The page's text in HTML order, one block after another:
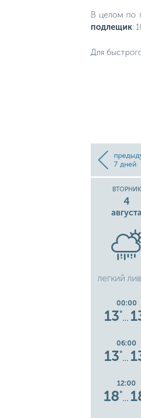
В целом по
подлещик:
Для
7 дней
ВТОРНИК
4
августа
легкий
00:00
13°
…
06:00
13°
…
12:00
18°
…